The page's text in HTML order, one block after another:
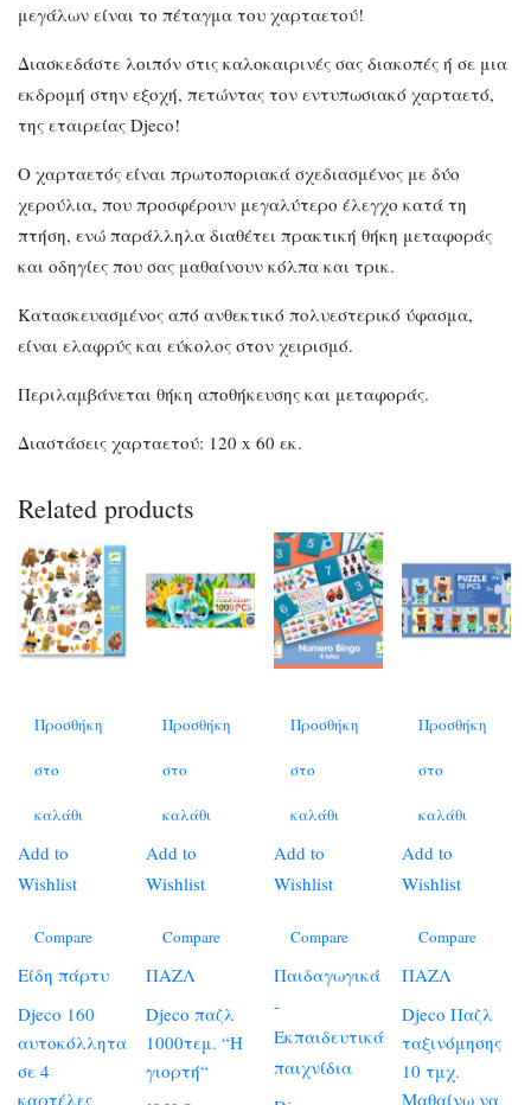
μεγάλων είναι το πέταγμα του χαρταετού!
Διασκεδάστε λοιπόν στις καλοκαιρινές σας διακοπές ή σε μια
εκδρομή στην εξοχή, πετώντας τον εντυπωσιακό χαρταετό,
της εταιρείας Djeco!
Ο χαρταετός είναι πρωτοποριακά σχεδιασμένος με δύο
χερούλια, που προσφέρουν μεγαλύτερο έλεγχο κατά τη
πτήση, ενώ παράλληλα διαθέτει πρακτική θήκη μεταφοράς
και οδηγίες που σας μαθαίνουν κόλπα και τρικ.
Κατασκευασμένος από ανθεκτικό πολυεστερικό ύφασμα,
είναι ελαφρύς και εύκολος στον χειρισμό.
Περιλαμβάνεται θήκη αποθήκευσης και μεταφοράς.
Διαστάσεις χαρταετού: 120 x 60 εκ.
Related products
Προσθήκη
στο
καλάθι
Add to
Wishlist
Compare
Είδη πάρτυ
Djeco 160
αυτοκόλλητα
σε 4
καρτέλες
Προσθήκη
στο
καλάθι
Add to
Wishlist
Compare
ΠΑΖΛ
Djeco παζλ
1000τεμ. “Η
γιορτή“
Προσθήκη
στο
καλάθι
Add to
Wishlist
Compare
Παιδαγωγικά
-
Εκπαιδευτικά
παιχνίδια
Προσθήκη
στο
καλάθι
Add to
Wishlist
Compare
ΠΑΖΛ
Djeco Παζλ
ταξινόμησης
10 τμχ.
Μαθαίνω να